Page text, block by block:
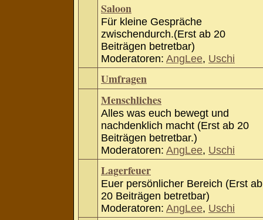
Saloon
Für kleine Gespräche
zwischendurch.(Erst ab 20
Beiträgen betretbar)
Moderatoren: AngLee, Uschi
Umfragen
Menschliches
Alles was euch bewegt und
nachdenklich macht (Erst ab 20
Beiträgen betretbar.)
Moderatoren: AngLee, Uschi
Lagerfeuer
Euer persönlicher Bereich (Erst ab
20 Beiträgen betretbar)
Moderatoren: AngLee, Uschi